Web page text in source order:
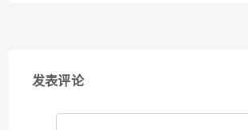
发表评论